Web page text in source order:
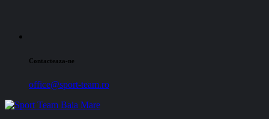
Contacteaza-ne
office@sport-team.ro